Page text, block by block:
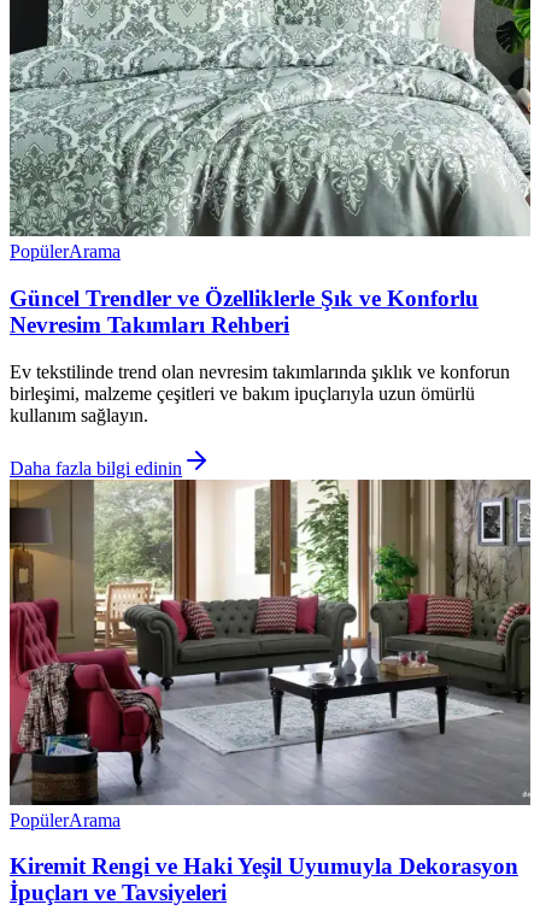
PopülerArama
Güncel Trendler ve Özelliklerle Şık ve Konforlu
Nevresim Takımları Rehberi
Ev tekstilinde trend olan nevresim takımlarında şıklık ve konforun
birleşimi, malzeme çeşitleri ve bakım ipuçlarıyla uzun ömürlü
kullanım sağlayın.
Daha fazla bilgi edinin
PopülerArama
Kiremit Rengi ve Haki Yeşil Uyumuyla Dekorasyon
İpuçları ve Tavsiyeleri